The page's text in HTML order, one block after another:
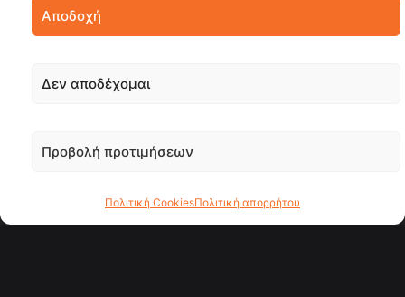
Αποδοχή
Δεν αποδέχομαι
Προβολή προτιμήσεων
Πολιτική CookiesΠολιτική απορρήτου